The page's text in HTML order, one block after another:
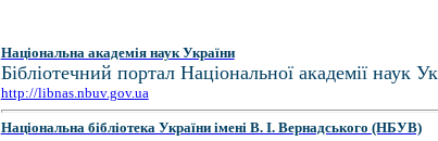
Національна академія наук України
Бібліотечний портал Національної академії наук
http://libnas.nbuv.gov.ua
Національна бібліотека України імені В. І. Вернадського (НБУВ)